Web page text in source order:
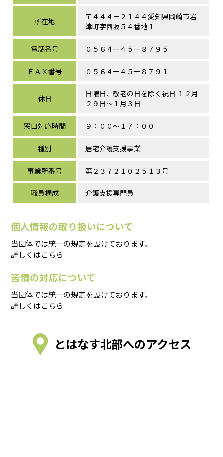
所在地
〒４４４－２１４４愛知県岡崎市岩
津町字西坂５４番地１
電話番号 ０５６４ー４５ー８７９５
ＦＡＸ番号 ０５６４ー４５ー８７９１
休日
日曜日、敬老の日を除く祝日 １２月
２９日～１月３日
窓口対応時間 ９：００～１７：００
種別 居宅介護支援事業
事業所番号 第２３７２１０２５１３号
職員構成 介護支援専門員
個人情報の取り扱いについて
当団体では統一の規定を設けております。
詳しくはこちら
苦情の対応について
当団体では統一の規定を設けております。
詳しくはこちら
とはなす北部へのアクセス